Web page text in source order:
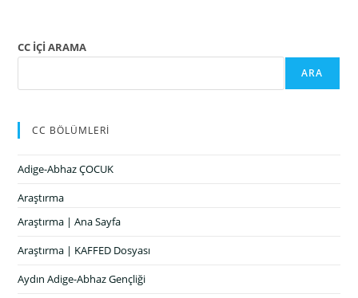
CC İÇİ ARAMA
ARA
CC BÖLÜMLERİ
Adige-Abhaz ÇOCUK
Araştırma
Araştırma | Ana Sayfa
Araştırma | KAFFED Dosyası
Aydın Adige-Abhaz Gençliği